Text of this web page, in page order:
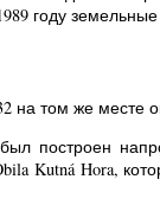
году
на том же месте
построен
Kutná Hora,